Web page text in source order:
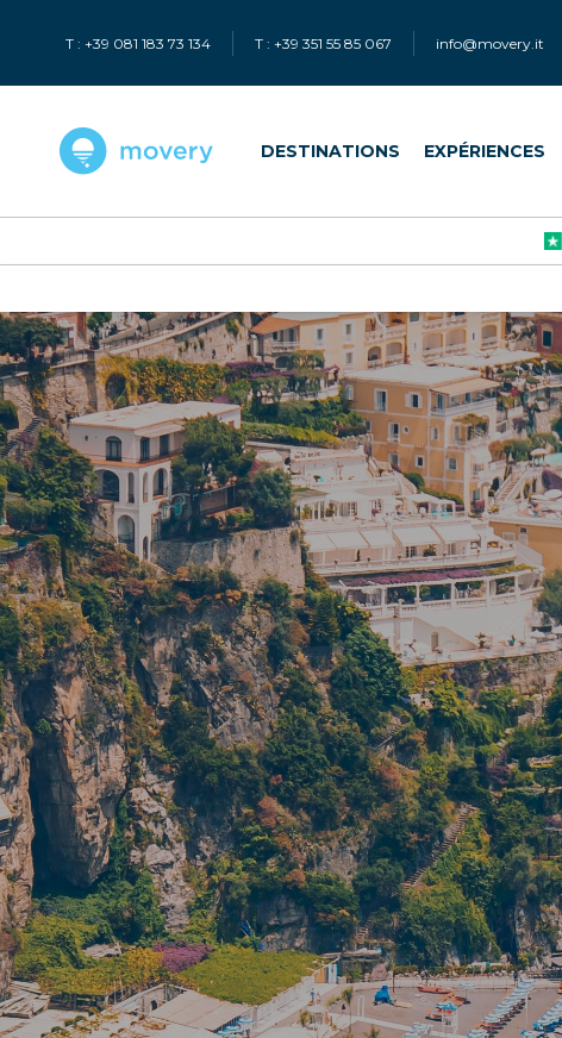
T : +39 081 183 73 134 T : +39 351 55 85 067 info@movery.it
DESTINATIONS EXPÉRIENCES